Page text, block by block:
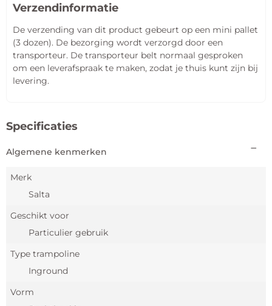
Verzendinformatie
De verzending van dit product gebeurt op een mini pallet
(3 dozen). De bezorging wordt verzorgd door een
transporteur. De transporteur belt normaal gesproken
om een leverafspraak te maken, zodat je thuis kunt zijn bij
levering.
Specificaties
Algemene kenmerken
Merk
Salta
Geschikt voor
Particulier gebruik
Type trampoline
Inground
Vorm